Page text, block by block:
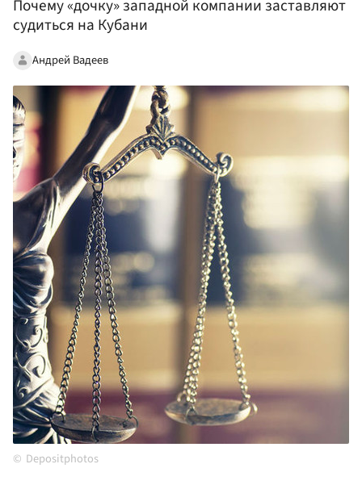
Почему «дочку» западной компании заставляют
судиться на Кубани
Андрей Вадеев
Depositphotos